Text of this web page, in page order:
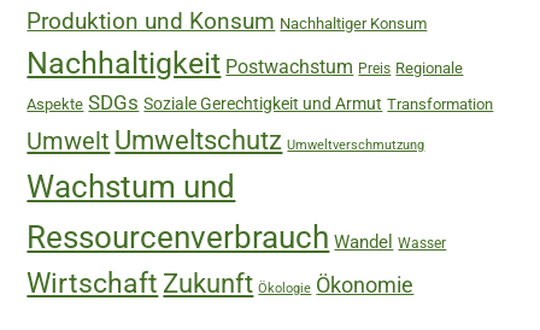
Produktion und Konsum Nachhaltiger Konsum
Nachhaltigkeit Postwachstum Preis Regionale
Aspekte SDGs Soziale Gerechtigkeit und Armut Transformation
Umwelt Umweltschutz Umweltverschmutzung
Wachstum und
Ressourcenverbrauch Wandel Wasser
Wirtschaft Zukunft Ökologie Ökonomie